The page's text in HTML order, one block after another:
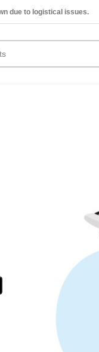
due to logistical issues.